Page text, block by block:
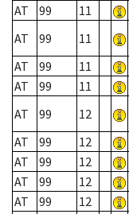
AT
99 11
AT
99 11
AT
99 11
AT
99 11
AT
99 12
AT
99 12
AT
99 12
AT
99 12
AT
99 12